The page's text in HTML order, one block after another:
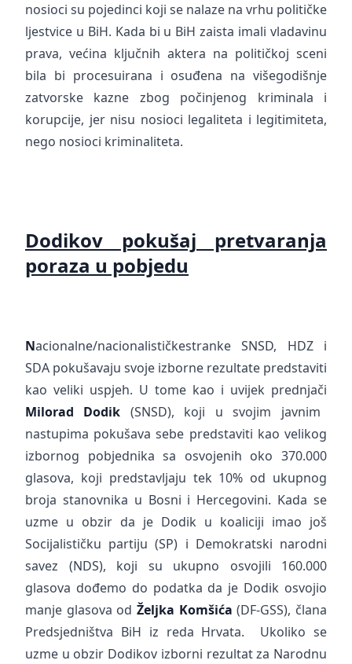
nosioci su pojedinci koji se nalaze na vrhu političke
ljestvice u BiH. Kada bi u BiH zaista imali vladavinu
prava, većina ključnih aktera na političkoj sceni
bila bi procesuirana i osuđena na višegodišnje
zatvorske kazne zbog počinjenog kriminala i
korupcije, jer nisu nosioci legaliteta i legitimiteta,
nego nosioci kriminaliteta.
Dodikov pokušaj pretvaranja
poraza u pobjedu
Nacionalne/nacionalističkestranke SNSD, HDZ i
SDA pokušavaju svoje izborne rezultate predstaviti
kao veliki uspjeh. U tome kao i uvijek prednjači
Milorad Dodik (SNSD), koji u svojim javnim
nastupima pokušava sebe predstaviti kao velikog
izbornog pobjednika sa osvojenih oko 370.000
glasova, koji predstavljaju tek 10% od ukupnog
broja stanovnika u Bosni i Hercegovini. Kada se
uzme u obzir da je Dodik u koaliciji imao još
Socijalističku partiju (SP) i Demokratski narodni
savez (NDS), koji su ukupno osvojili 160.000
glasova dođemo do podatka da je Dodik osvojio
manje glasova od Željka Komšića(DF-GSS), člana
Predsjedništva BiH iz reda Hrvata. Ukoliko se
uzme u obzir Dodikov izborni rezultat za Narodnu